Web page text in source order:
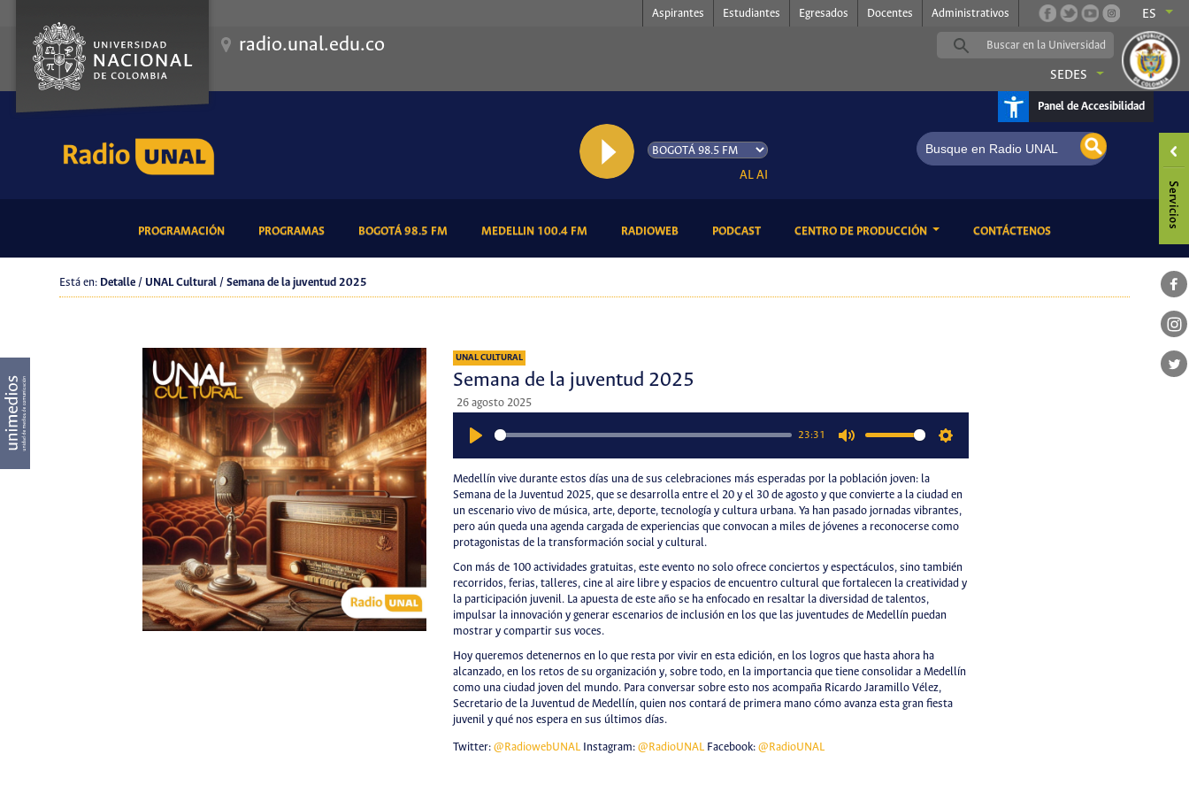
Aspirantes Estudiantes Egresados Docentes Administrativos ES
radio.unal.edu.co
SEDES
Panel de Accesibilidad
AL AIRE: Podcast Radio UNAL
PROGRAMACIÓN(CURRENT)PROGRAMAS(CURRENT)BOGOTÁ 98.5 FM(CURRENT)MEDELLIN 100.4 FM(CURRENT)RADIOWEB(CURRENT)PODCAST(CURRENT)CENTRO DE PRODUCCIÓN CONTÁCTENOS(CURRENT)
Está en: Detalle / UNAL Cultural / Semana de la juventud 2025
UNAL CULTURAL
Semana de la juventud 2025
26 agosto 2025
23:31
Medellín vive durante estos días una de sus celebraciones más esperadas por la población joven: la
Semana de la Juventud 2025, que se desarrolla entre el 20 y el 30 de agosto y que convierte a la ciudad en
un escenario vivo de música, arte, deporte, tecnología y cultura urbana. Ya han pasado jornadas vibrantes,
pero aún queda una agenda cargada de experiencias que convocan a miles de jóvenes a reconocerse como
protagonistas de la transformación social y cultural.
Con más de 100 actividades gratuitas, este evento no solo ofrece conciertos y espectáculos, sino también
recorridos, ferias, talleres, cine al aire libre y espacios de encuentro cultural que fortalecen la creatividad y
la participación juvenil. La apuesta de este año se ha enfocado en resaltar la diversidad de talentos,
impulsar la innovación y generar escenarios de inclusión en los que las juventudes de Medellín puedan
mostrar y compartir sus voces.
Hoy queremos detenernos en lo que resta por vivir en esta edición, en los logros que hasta ahora ha
alcanzado, en los retos de su organización y, sobre todo, en la importancia que tiene consolidar a Medellín
como una ciudad joven del mundo. Para conversar sobre esto nos acompaña Ricardo Jaramillo Vélez,
Secretario de la Juventud de Medellín, quien nos contará de primera mano cómo avanza esta gran fiesta
juvenil y qué nos espera en sus últimos días.
Twitter: @RadiowebUNALInstagram: @RadioUNALFacebook: @RadioUNAL